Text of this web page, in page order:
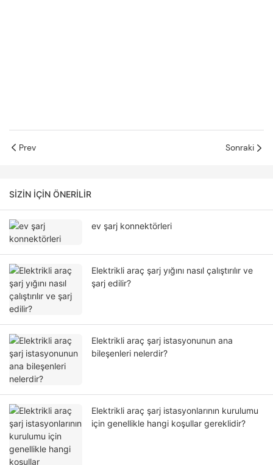
Prev Sonraki
SIZIN IÇIN ÖNERILIR
ev şarj konnektörleri
Elektrikli araç şarj yığını nasıl çalıştırılır ve
şarj edilir?
Elektrikli araç şarj istasyonunun ana
bileşenleri nelerdir?
Elektrikli araç şarj istasyonlarının kurulumu
için genellikle hangi koşullar gereklidir?